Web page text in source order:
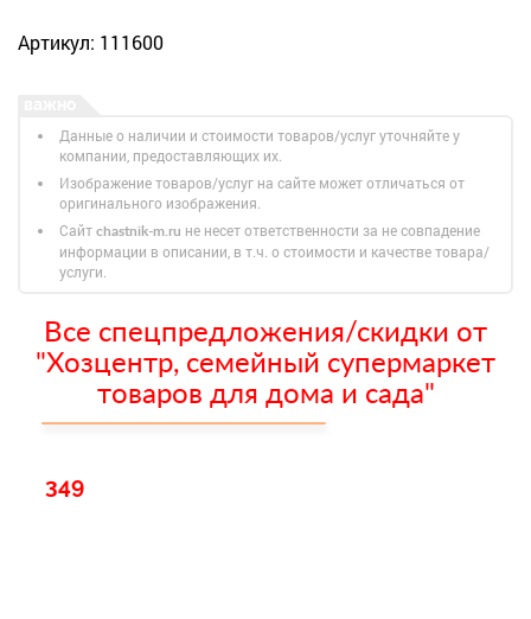
Артикул: 111600
Данные о наличии и стоимости товаров/услуг уточняйте у
компании, предоставляющих их.
Изображение товаров/услуг на сайте может отличаться от
оригинального изображения.
Сайт chastnik-m.ru не несет ответственности за не совпадение
информации в описании, в т.ч. о стоимости и качестве товара/
услуги.
Все спецпредложения/скидки от
"Хозцентр, семейный супермаркет
товаров для дома и сада"
349